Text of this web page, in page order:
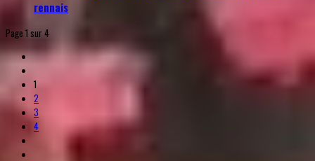
rennais
Page 1 sur 4
1
2
3
4